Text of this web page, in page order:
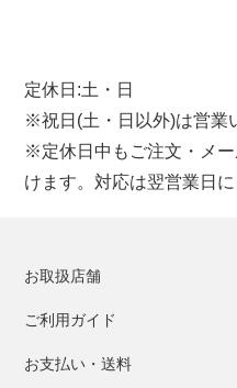
定休日:土・日
※祝日(土・日以外)は営業
※定休日中もご注文・メ
けます。対応は翌営業日
お取扱店舗
ご利用ガイド
お支払い・送料